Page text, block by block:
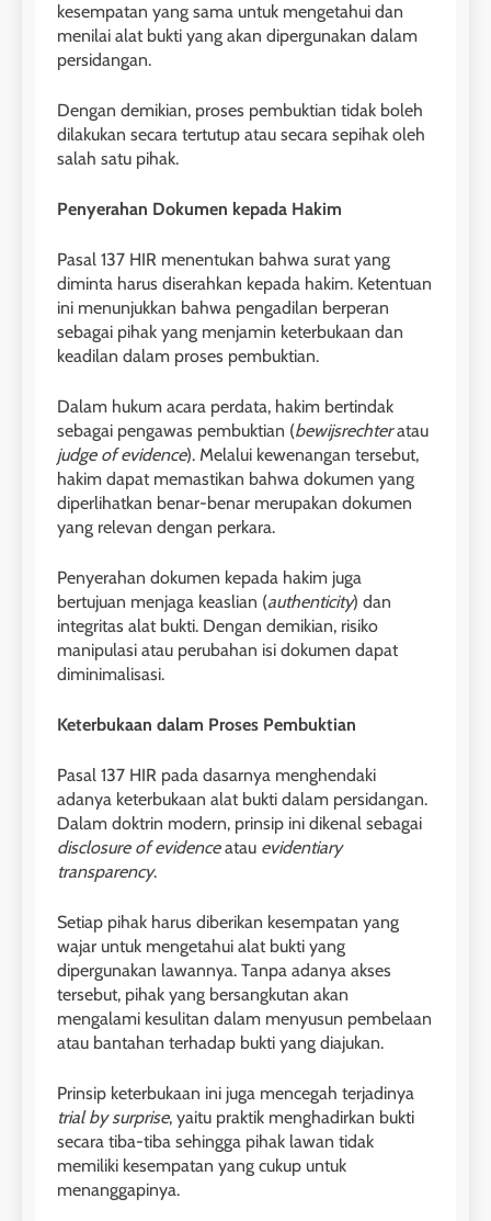
kesempatan yang sama untuk mengetahui dan
menilai alat bukti yang akan dipergunakan dalam
persidangan.
Dengan demikian, proses pembuktian tidak boleh
dilakukan secara tertutup atau secara sepihak oleh
salah satu pihak.
Penyerahan Dokumen kepada Hakim
Pasal 137 HIR menentukan bahwa surat yang
diminta harus diserahkan kepada hakim. Ketentuan
ini menunjukkan bahwa pengadilan berperan
sebagai pihak yang menjamin keterbukaan dan
keadilan dalam proses pembuktian.
Dalam hukum acara perdata, hakim bertindak
sebagai pengawas pembuktian (bewijsrechteratau
judge of evidence). Melalui kewenangan tersebut,
hakim dapat memastikan bahwa dokumen yang
diperlihatkan benar-benar merupakan dokumen
yang relevan dengan perkara.
Penyerahan dokumen kepada hakim juga
bertujuan menjaga keaslian (authenticity) dan
integritas alat bukti. Dengan demikian, risiko
manipulasi atau perubahan isi dokumen dapat
diminimalisasi.
Keterbukaan dalam Proses Pembuktian
Pasal 137 HIR pada dasarnya menghendaki
adanya keterbukaan alat bukti dalam persidangan.
Dalam doktrin modern, prinsip ini dikenal sebagai
disclosure of evidenceatau evidentiary
transparency.
Setiap pihak harus diberikan kesempatan yang
wajar untuk mengetahui alat bukti yang
dipergunakan lawannya. Tanpa adanya akses
tersebut, pihak yang bersangkutan akan
mengalami kesulitan dalam menyusun pembelaan
atau bantahan terhadap bukti yang diajukan.
Prinsip keterbukaan ini juga mencegah terjadinya
trial by surprise, yaitu praktik menghadirkan bukti
secara tiba-tiba sehingga pihak lawan tidak
memiliki kesempatan yang cukup untuk
menanggapinya.